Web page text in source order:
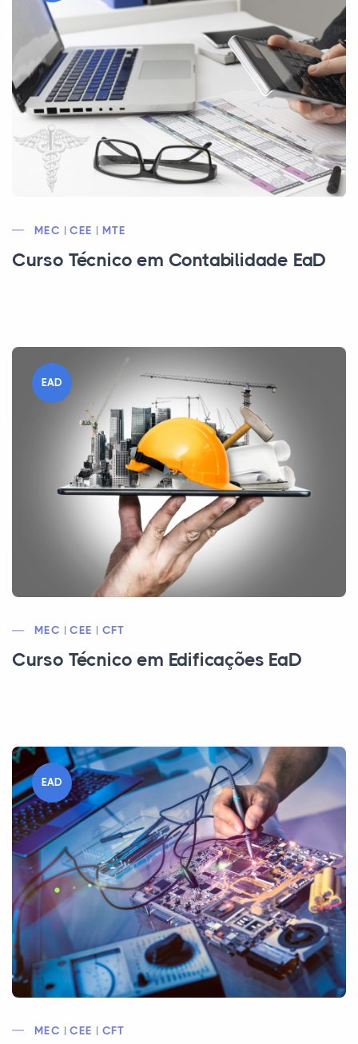
MEC | CEE | MTE
Curso Técnico em Contabilidade EaD
EAD
MEC | CEE | CFT
Curso Técnico em Edificações EaD
EAD
MEC | CEE | CFT